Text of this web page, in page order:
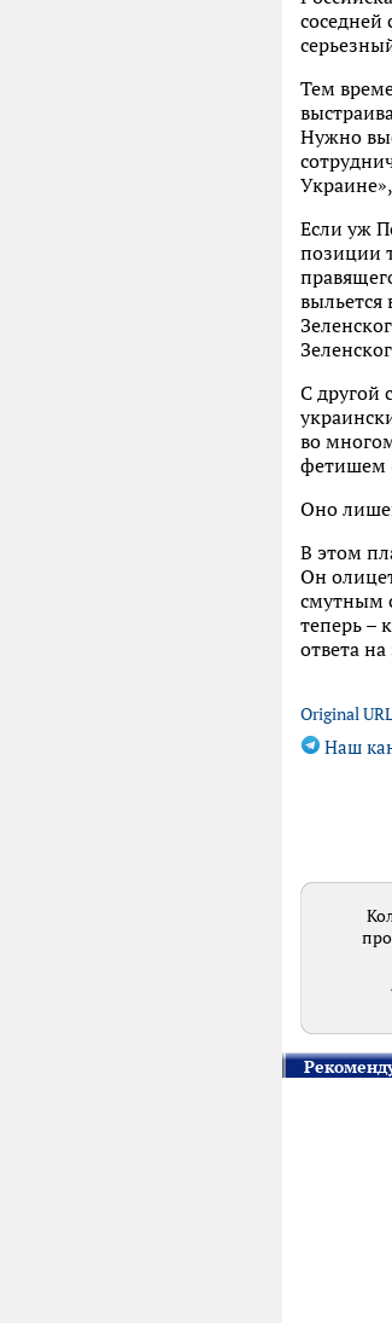
соседней
Тем
Нужно
Если уж
позиции
выльется
С другой
во
фетишем
Оно
В этом
Он
смутным
теперь –
ответа
Original
Наш